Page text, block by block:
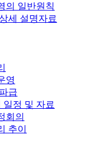
의 일반원칙
세 설명자료
영
급
일정 및 자료
회의
추이